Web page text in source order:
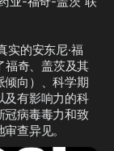
实的安东尼·福
福奇、盖茨及其
倾向）、科学期
及有影响力的科
冠病毒毒力和致
查异见。